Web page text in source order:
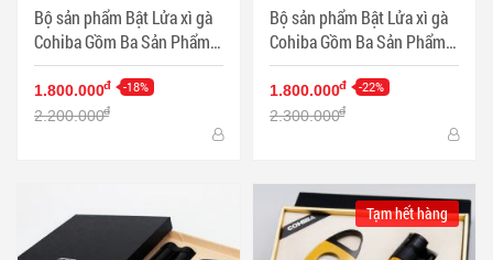
Bộ sản phẩm Bật Lửa xì gà
Cohiba Gồm Ba Sản Phẩm
Màu Vàng - Mã SP:
PKXG326
1.800.000đ -18%
2.200.000đ
Bộ sản phẩm Bật Lửa xì gà
Cohiba Gồm Ba Sản Phẩm
Màu Đen - Mã SP: PKXG328
1.800.000đ -22%
2.300.000đ
Tạm hết hàng